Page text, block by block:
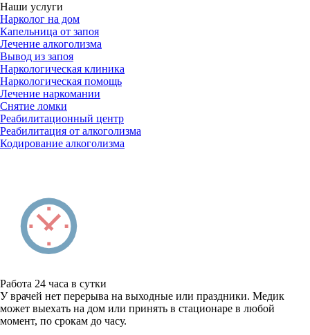
Наши услуги
Нарколог на дом
Капельница от запоя
Лечение алкоголизма
Вывод из запоя
Наркологическая клиника
Наркологическая помощь
Лечение наркомании
Снятие ломки
Реабилитационный центр
Реабилитация от алкоголизма
Кодирование алкоголизма
Работа 24 часа в сутки
У врачей нет перерыва на выходные или праздники. Медик
может выехать на дом или принять в стационаре в любой
момент, по срокам до часу.